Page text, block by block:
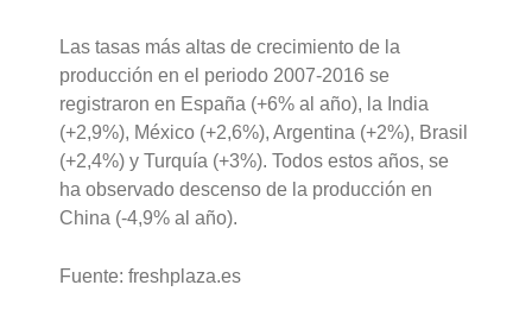
Las tasas más altas de crecimiento de la
producción en el periodo 2007-2016 se
registraron en España (+6% al año), la India
(+2,9%), México (+2,6%), Argentina (+2%), Brasil
(+2,4%) y Turquía (+3%). Todos estos años, se
ha observado descenso de la producción en
China (-4,9% al año).
Fuente: freshplaza.es